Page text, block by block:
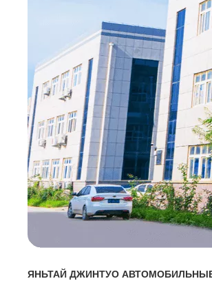
ЯНЬТАЙ ДЖИНТУО